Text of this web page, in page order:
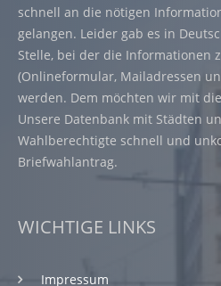
schnell an die nötigen
gelangen. Leider gab es in
Stelle, bei der die Informationen
(Onlineformular, Mailadressen
werden. Dem möchten wir mit
Unsere Datenbank mit Städten
Wahlberechtigte schnell und
Briefwahlantrag.
WICHTIGE LINKS
Impressum